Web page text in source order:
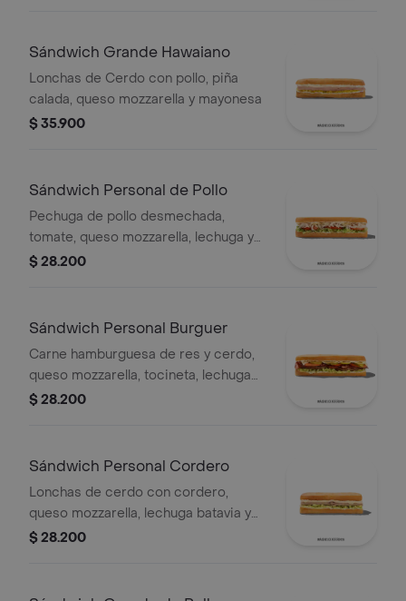
Qbano
Sándwich Grande Hawaiano
Lonchas de Cerdo con pollo, piña
calada, queso mozzarella y mayonesa
$ 35.900
Sándwich Personal de Pollo
Pechuga de pollo desmechada,
tomate, queso mozzarella, lechuga y
mayonesa
$ 28.200
Sándwich Personal Burguer
Carne hamburguesa de res y cerdo,
queso mozzarella, tocineta, lechuga
Batavia, tomate, pepinillos, salsa BBQ
$ 28.200
Sándwich Personal Cordero
Lonchas de cerdo con cordero,
queso mozzarella, lechuga batavia y
salsa Qbano
$ 28.200